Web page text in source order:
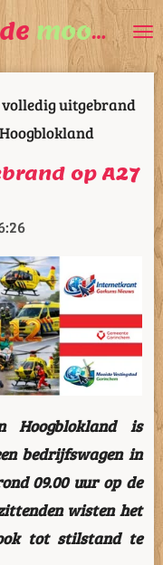
mooiste
uitgebrand
op A27
is
bedrijfswagen in
09.00 uur op de
wisten het
tot stilstand te